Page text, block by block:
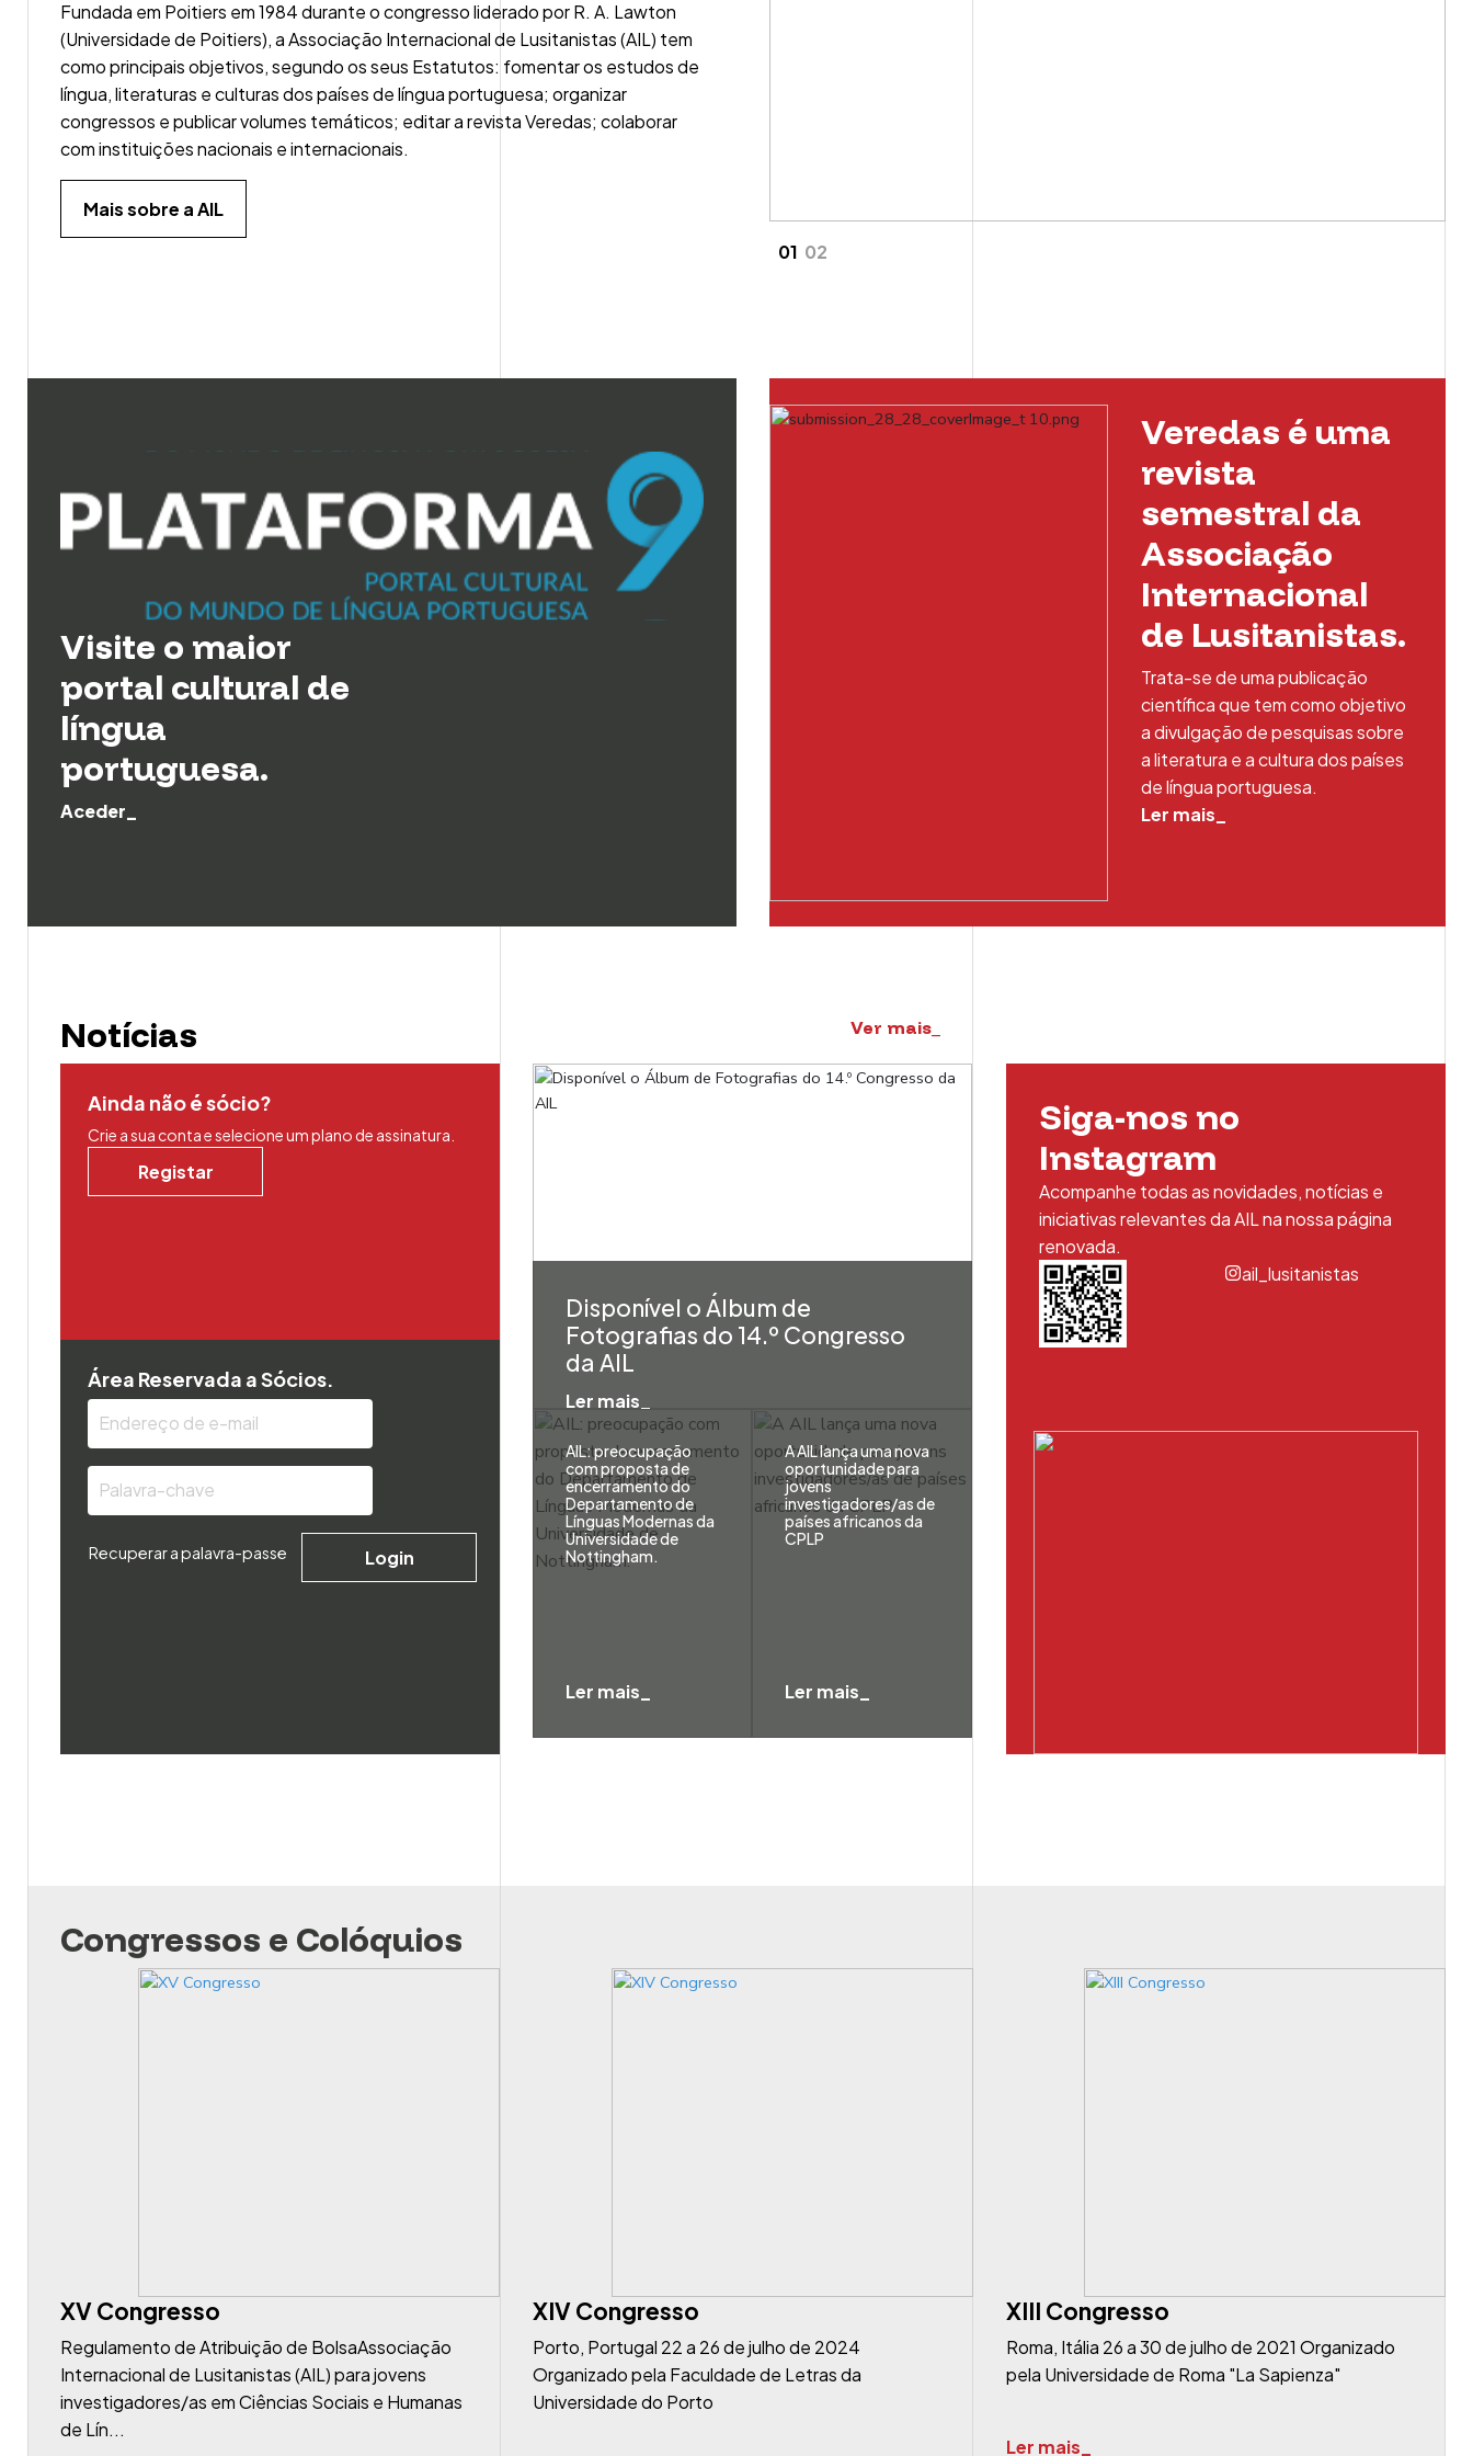
Fundada em Poitiers em 1984 durante o congresso liderado por R. A. Lawton
(Universidade de Poitiers), a Associação Internacional de Lusitanistas (AIL) tem
como principais objetivos, segundo os seus Estatutos: fomentar os estudos de
língua, literaturas e culturas dos países de língua portuguesa; organizar
congressos e publicar volumes temáticos; editar a revista Veredas; colaborar
com instituições nacionais e internacionais.
Mais sobre a AIL
01 02
Visite o maior
portal cultural de
língua
portuguesa.
Aceder_
Veredas é uma
revista
semestral da
Associação
Internacional
de Lusitanistas.
Trata-se de uma publicação
científica que tem como objetivo
a divulgação de pesquisas sobre
a literatura e a cultura dos países
de língua portuguesa.
Ler mais_
Notícias Ver mais_
Ainda não é sócio?
Crie a sua conta e selecione um plano de assinatura.
Registar
Área Reservada a Sócios.
Recuperar a palavra-passe Login
Disponível o Álbum de
Fotografias do 14.º Congresso
da AIL
Ler mais_
AIL: preocupação
com proposta de
encerramento do
Departamento de
Línguas Modernas da
Universidade de
Nottingham.
Ler mais_
A AIL lança uma nova
oportunidade para
jovens
investigadores/as de
países africanos da
CPLP
Ler mais_
Siga-nos no
Instagram
Acompanhe todas as novidades, notícias e
iniciativas relevantes da AIL na nossa página
renovada.
ail_lusitanistas
Congressos e Colóquios
XV Congresso
Regulamento de Atribuição de BolsaAssociação
Internacional de Lusitanistas (AIL) para jovens
investigadores/as em Ciências Sociais e Humanas
de Lín...
XIV Congresso
Porto, Portugal 22 a 26 de julho de 2024
Organizado pela Faculdade de Letras da
Universidade do Porto
XIII Congresso
Roma, Itália 26 a 30 de julho de 2021 Organizado
pela Universidade de Roma "La Sapienza"
Ler mais_